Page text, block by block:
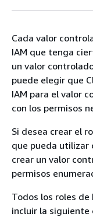
Cada valor
IAM que tenga
un valor
puede elegir que
IAM para el valor
con los permisos
Si desea crear el
que pueda utilizar
crear un valor
permisos
Todos los roles
incluir la siguiente